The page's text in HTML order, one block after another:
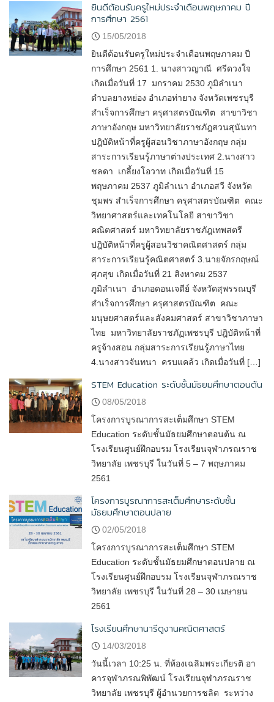
ยินดีต้อนรับครูใหม่ประจำเดือนพฤษภาคม ปี
การศึกษา 2561
15/05/2018
ยินดีต้อนรับครูใหม่ประจำเดือนพฤษภาคม ปี
การศึกษา 2561 1. นางสาวญาณี ศรีดวงใจ
เกิดเมื่อวันที่ 17 มกราคม 2530 ภูมิลำเนา
ตำบลยางหย่อง อำเภอท่ายาง จังหวัดเพชรบุรี
สำเร็จการศึกษา ครุศาสตรบัณฑิต สาขาวิชา
ภาษาอังกฤษ มหาวิทยาลัยราชภัฎสวนสุนันทา
ปฎิบัติหน้าที่ครูผู้สอนวิชาภาษาอังกฤษ กลุ่ม
สาระการเรียนรู้ภาษาต่างประเทศ 2.นางสาว
ชลดา เกลี้ยงโอวาท เกิดเมื่อวันที่ 15
พฤษภาคม 2537 ภูมิลำเนา อำเภอสวี จังหวัด
ชุมพร สำเร็จการศึกษา ครุศาสตรบัณฑิต คณะ
วิทยาศาสตร์และเทคโนโลยี สาขาวิชา
คณิตศาสตร์ มหาวิทยาลัยราชภัฎเทพสตรี
ปฎิบัติหน้าที่ครูผู้สอนวิชาคณิตศาสตร์ กลุ่ม
สาระการเรียนรู้คณิตศาสตร์ 3.นายจักรกฤษณ์
ศุภสุข เกิดเมื่อวันที่ 21 สิงหาคม 2537
ภูมิลำเนา อำเภอดอนเจดีย์ จังหวัดสุพรรณบุรี
สำเร็จการศึกษา ครุศาสตรบัณฑิต คณะ
มนุษยศาสตร์และสังคมศาสตร์ สาขาวิชาภาษา
ไทย มหาวิทยาลัยราชภัฏเพชรบุรี ปฎิบัติหน้าที่
ครูจ้างสอน กลุ่มสาระการเรียนรู้ภาษาไทย
4.นางสาวจันทนา ครบแคล้ว เกิดเมื่อวันที่ […]
STEM Education ระดับชั้นมัธยมศึกษาตอนต้น
08/05/2018
โครงการบูรณาการสะเต็มศึกษา STEM
Education ระดับชั้นมัธยมศึกษาตอนต้น ณ
โรงเรียนศูนย์ฝึกอบรม โรงเรียนจุฬาภรณราช
วิทยาลัย เพชรบุรี ในวันที่ 5 – 7 พฤษภาคม
2561
โครงการบูรณาการสะเต็มศึกษาระดับชั้น
มัธยมศึกษาตอนปลาย
02/05/2018
โครงการบูรณาการสะเต็มศึกษา STEM
Education ระดับชั้นมัธยมศึกษาตอนปลาย ณ
โรงเรียนศูนย์ฝึกอบรม โรงเรียนจุฬาภรณราช
วิทยาลัย เพชรบุรี ในวันที่ 28 – 30 เมษายน
2561
โรงเรียนศึกษานารีดูงานคณิตศาสตร์
14/03/2018
วันนี้เวลา 10:25 น. ที่ห้องเฉลิมพระเกียรติ อา
คารจุฬาภรณพิพัฒน์ โรงเรียนจุฬาภรณราช
วิทยาลัย เพชรบุรี ผู้อำนวยการชลิต ระหว่าง